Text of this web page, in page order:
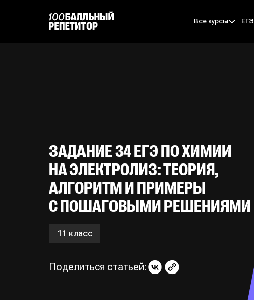
Все курсы ЕГЭ
ЗАДАНИЕ 34 ЕГЭ ПО ХИМИИ
НА ЭЛЕКТРОЛИЗ: ТЕОРИЯ,
АЛГОРИТМ И ПРИМЕРЫ
С ПОШАГОВЫМИ РЕШЕНИЯМИ
11 класс
Поделиться статьей: